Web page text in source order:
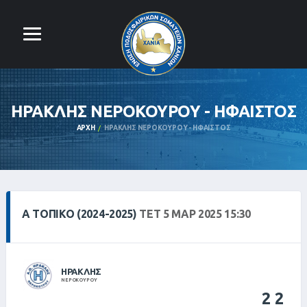
ΗΡΑΚΛΗΣ ΝΕΡΟΚΟΥΡΟΥ - ΗΦΑΙΣΤΟΣ
ΑΡΧΉ ΗΡΑΚΛΗΣ ΝΕΡΟΚΟΥΡΟΥ - ΗΦΑΙΣΤΟΣ
Α ΤΟΠΙΚΌ (2024-2025) ΤΕΤ 5 ΜΑΡ 2025 15:30
ΗΡΑΚΛΗΣ
ΝΕΡΟΚΟΥΡΟΥ
22